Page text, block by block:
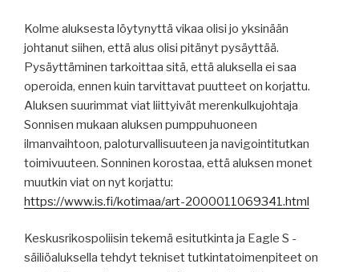
Kolme aluksesta löytynyttä vikaa olisi jo yksinään
johtanut siihen, että alus olisi pitänyt pysäyttää.
Pysäyttäminen tarkoittaa sitä, että aluksella ei saa
operoida, ennen kuin tarvittavat puutteet on korjattu.
Aluksen suurimmat viat liittyivät merenkulkujohtaja
Sonnisen mukaan aluksen pumppuhuoneen
ilmanvaihtoon, paloturvallisuuteen ja navigointitutkan
toimivuuteen. Sonninen korostaa, että aluksen monet
muutkin viat on nyt korjattu:
https://www.is.fi/kotimaa/art-2000011069341.html
Keskusrikospoliisin tekemä esitutkinta ja Eagle S -
säiliöaluksella tehdyt tekniset tutkintatoimenpiteet on